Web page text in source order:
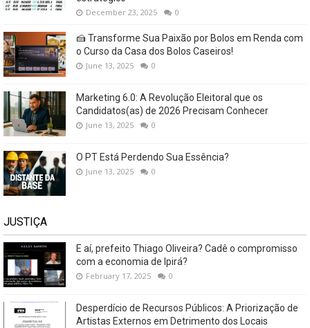
December 23, 2025 0
🍰 Transforme Sua Paixão por Bolos em Renda com
o Curso da Casa dos Bolos Caseiros!
June 13, 2025 0
Marketing 6.0: A Revolução Eleitoral que os
Candidatos(as) de 2026 Precisam Conhecer
June 13, 2025 0
O PT Está Perdendo Sua Essência?
June 13, 2025 0
JUSTIÇA
E aí, prefeito Thiago Oliveira? Cadê o compromisso
com a economia de Ipirá?
February 17, 2025 0
Desperdício de Recursos Públicos: A Priorização de
Artistas Externos em Detrimento dos Locais